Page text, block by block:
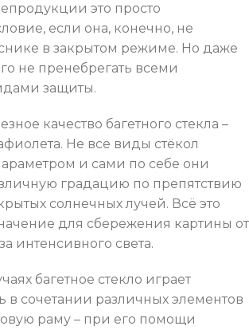
это просто
если она, конечно, не
в закрытом режиме. Но даже
не пренебрегать всеми
защиты.
качество багетного стекла –
Не все виды стёкол
и сами по себе они
градацию по препятствию
солнечных лучей. Всё это
для сбережения картины от
интенсивного света.
багетное стекло играет
в сочетании различных элементов
раму – при его помощи